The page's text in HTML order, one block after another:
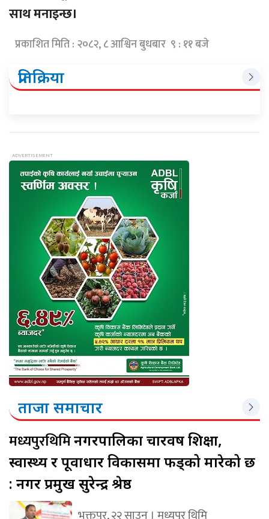
साथ मनाइन्छ।
प्रकाशित मिति : २०८२, ८ आश्विन बुधबार ९ : ११ बजे
प्रतिक्रिया
ताजा समाचार
मध्यपुरथिमिनगरपालिका चारवर्ष शिक्षा,
स्वास्थ्य र पूर्वाधार विकासमा फड्को मारेको छ
: नगर प्रमुख सुरेन्द्र श्रेष्ठ